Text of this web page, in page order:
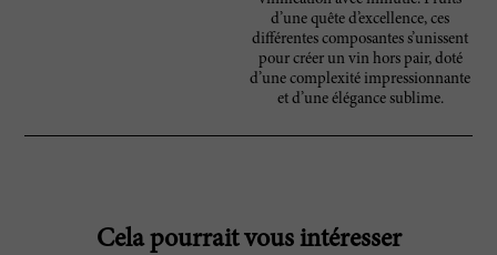
d’une quête d’excellence, ces
différentes composantes s’unissent
pour créer un vin hors pair, doté
d’une complexité impressionnante
et d’une élégance sublime.
Cela pourrait vous intéresser